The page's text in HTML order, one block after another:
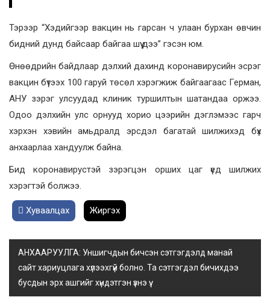
Тэрээр “Хэдийгээр вакцин нь гарсан ч улаан бурхан өвчин
бидний дунд байсаар байгаа шүү дээ” гэсэн юм.
Өнөөдрийн байдлаар дэлхий дахинд коронавирусийн эсрэг
вакцин бүтээх 100 гаруй төсөл хэрэгжиж байгаагаас Герман,
АНУ зэрэг улсуудад клиник туршилтын шатандаа оржээ.
Одоо дэлхийн улс орнууд хорио цээрийн дэглэмээс гарч
хэрхэн хэвийн амьдралд эрсдэл багатай шилжихэд бүх
анхаарлаа хандуулж байна.
Бид коронавирустэй зэрэгцэн орших цаг үед шилжих
хэрэгтэй болжээ.
Хуваалцах Жиргэх
АНХААРУУЛГА: Уншигчдын бичсэн сэтгэгдэлд манай
сайт хариуцлага хүлээхгүй болно. Та сэтгэгдэл бичихдээ
бусдын эрх ашгийг хүндэтгэн үзнэ үү.